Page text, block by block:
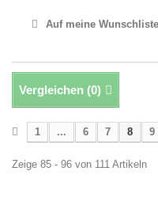
Auf meine Wunschliste
Vergleichen (0)
1 ... 6 7 8 9
Zeige 85 - 96 von 111 Artikeln